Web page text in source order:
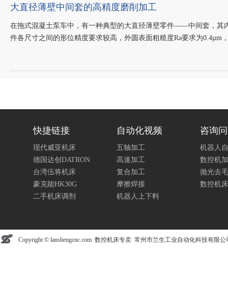
大直径薄壁中间套的高精度磨削加工
在拖式混凝土泵车中，有一种典型的大直径薄壁零件——中间套，其
件各尺寸之间的形位精度要求较高，外圆表面粗糙度Ra要求为0.4µm
快捷链接
现代威亚机床
德国达创DATRON
台湾伍将机床
豪克能HK30G
二手机床调剂
自动化视频
五轴加工
高速加工
复合加工
摩擦焊接
机器人上下料
咨询
机器人
数控机
抛光去
数控机
Copyright © lanshengcnc.com 数控机床专卖 常州市兰生工业自动化科技有限